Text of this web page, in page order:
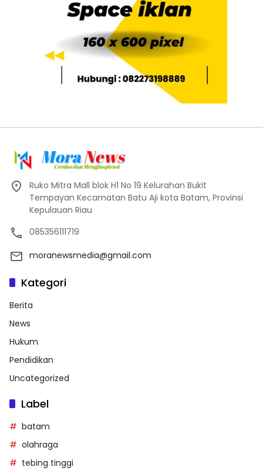
Ruko Mitra Mall blok H1 No 19 Kelurahan Bukit
Tempayan Kecamatan Batu Aji kota Batam, Provinsi
Kepulauan Riau
085356111719
moranewsmedia@gmail.com
Kategori
Berita
News
Hukum
Pendidikan
Uncategorized
Label
batam
olahraga
tebing tinggi